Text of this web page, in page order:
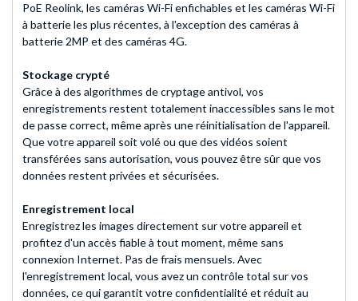
PoE Reolink, les caméras Wi-Fi enfichables et les caméras Wi-Fi
à batterie les plus récentes, à l'exception des caméras à
batterie 2MP et des caméras 4G.
Stockage crypté
Grâce à des algorithmes de cryptage antivol, vos
enregistrements restent totalement inaccessibles sans le mot
de passe correct, même après une réinitialisation de l'appareil.
Que votre appareil soit volé ou que des vidéos soient
transférées sans autorisation, vous pouvez être sûr que vos
données restent privées et sécurisées.
Enregistrement local
Enregistrez les images directement sur votre appareil et
profitez d'un accès fiable à tout moment, même sans
connexion Internet. Pas de frais mensuels. Avec
l'enregistrement local, vous avez un contrôle total sur vos
données, ce qui garantit votre confidentialité et réduit au